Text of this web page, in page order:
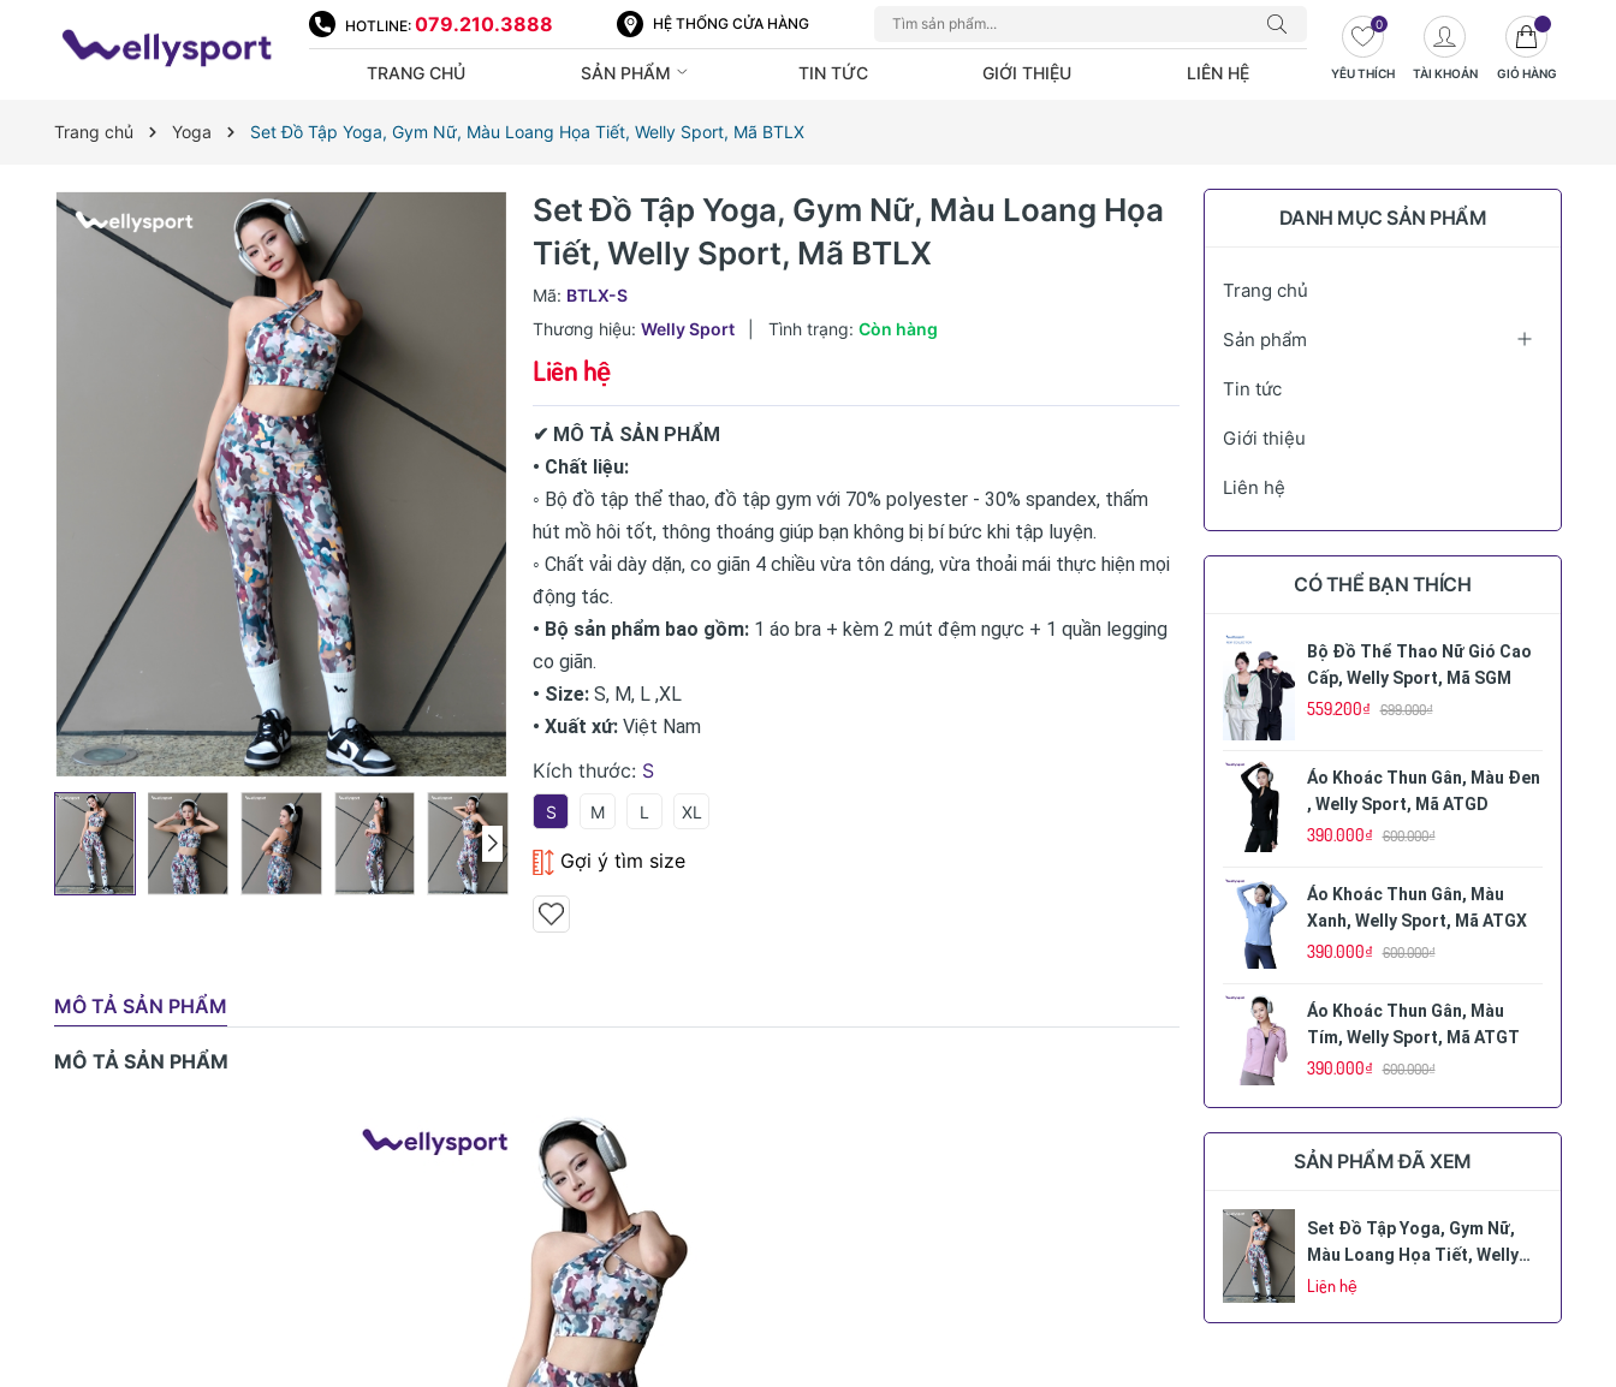
HOTLINE: 079.210.3888 HỆ THỐNG CỬA HÀNG
TRANG CHỦ SẢN PHẨM TIN TỨC GIỚI THIỆU LIÊN HỆ YÊU THÍCH
0
TÀI KHOẢN GIỎ HÀNG
Trang chủ Yoga Set Đồ Tập Yoga, Gym Nữ, Màu Loang Họa Tiết, Welly Sport, Mã BTLX
Set Đồ Tập Yoga, Gym Nữ, Màu Loang Họa
Tiết, Welly Sport, Mã BTLX
Mã: BTLX-S
Thương hiệu: Welly Sport Tình trạng: Còn hàng
Liên hệ
✔ MÔ TẢ SẢN PHẨM
• Chất liệu:
◦ Bộ đồ tập thể thao, đồ tập gym với 70% polyester - 30% spandex, thấm
hút mồ hôi tốt, thông thoáng giúp bạn không bị bí bức khi tập luyện.
◦ Chất vải dày dặn, co giãn 4 chiều vừa tôn dáng, vừa thoải mái thực hiện mọi
động tác.
• Bộ sản phẩm bao gồm: 1 áo bra + kèm 2 mút đệm ngực + 1 quần legging
co giãn.
• Size: S, M, L ,XL
• Xuất xứ: Việt Nam
Kích thước: S
S M L XL
Gợi ý tìm size
MÔ TẢ SẢN PHẨM
MÔ TẢ SẢN PHẨM
DANH MỤC SẢN PHẨM
Trang chủ
Sản phẩm
Tin tức
Giới thiệu
Liên hệ
CÓ THỂ BẠN THÍCH
Bộ Đồ Thể Thao Nữ Gió Cao
Cấp, Welly Sport, Mã SGM
559.200₫ 699.000₫
Áo Khoác Thun Gân, Màu Đen
, Welly Sport, Mã ATGD
390.000₫ 600.000₫
Áo Khoác Thun Gân, Màu
Xanh, Welly Sport, Mã ATGX
390.000₫ 600.000₫
Áo Khoác Thun Gân, Màu
Tím, Welly Sport, Mã ATGT
390.000₫ 600.000₫
SẢN PHẨM ĐÃ XEM
Set Đồ Tập Yoga, Gym Nữ,
Màu Loang Họa Tiết, Welly
Sport, Mã BTLX
Liên hệ